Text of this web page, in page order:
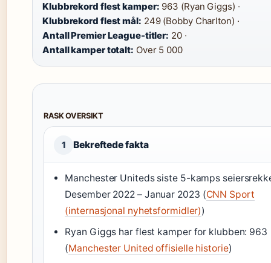
Klubbrekord flest kamper: 963 (Ryan Giggs) ·
Klubbrekord flest mål: 249 (Bobby Charlton) ·
Antall Premier League-titler: 20 ·
Antall kamper totalt: Over 5 000
RASK OVERSIKT
1 Bekreftede fakta
Manchester Uniteds siste 5-kamps
Desember 2022 – Januar 2023 (CNN Sport
(internasjonal nyhetsformidler))
Ryan Giggs har flest kamper for klubben: 963
(Manchester United offisielle historie)